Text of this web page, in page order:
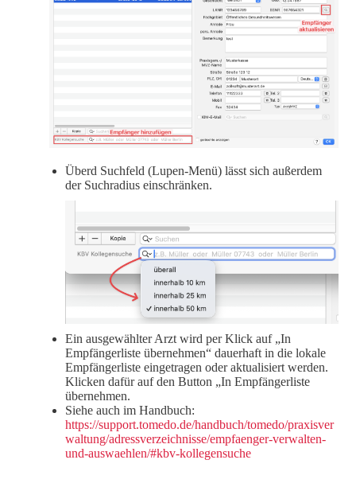
Überd Suchfeld (Lupen-Menü) lässt sich außerdem
der Suchradius einschränken.
Ein ausgewählter Arzt wird per Klick auf „In
Empfängerliste übernehmen“ dauerhaft in die lokale
Empfängerliste eingetragen oder aktualisiert werden.
Klicken dafür auf den Button „In Empfängerliste
übernehmen.
Siehe auch im Handbuch:
https://support.tomedo.de/handbuch/tomedo/praxisver
waltung/adressverzeichnisse/empfaenger-verwalten-
und-auswaehlen/#kbv-kollegensuche